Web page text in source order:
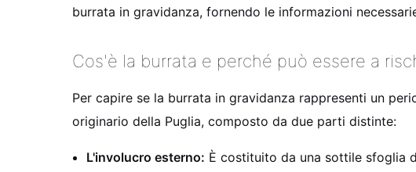
burrata in gravidanza, fornendo le informazioni
Cos'è la burrata e perché può essere a
Per capire se la burrata in gravidanza rappresenti un
originario della Puglia, composto da due parti distinte:
L'involucro esterno: È costituito da una sottile sfoglia